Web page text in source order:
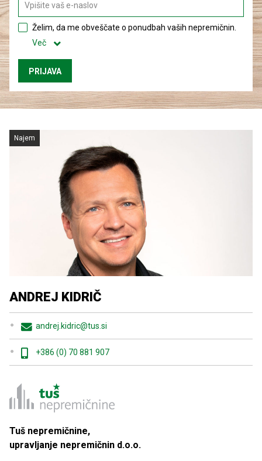
Želim, da me obveščate o ponudbah vaših nepremičnin.
Več
Najem
ANDREJ KIDRIČ
andrej.kidric@tus.si
+386 (0) 70 881 907
Tuš nepremičnine,
upravljanje nepremičnin d.o.o.